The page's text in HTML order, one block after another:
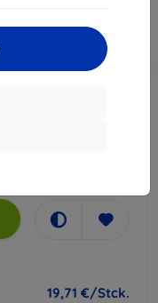
Warenkorb
19,71 €/Stck.